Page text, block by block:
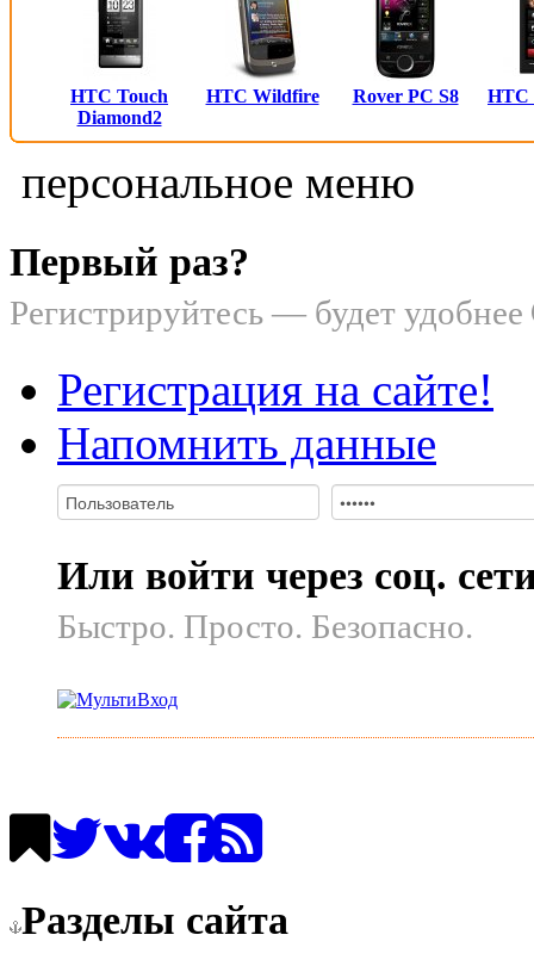
HTC Touch
Diamond2
HTC Wildfire Rover PC S8 HTC
персональное меню
Первый раз?
Регистрируйтесь — будет удобнее
Регистрация на сайте!
Напомнить данные
Или войти через соц.
Быстро. Просто. Безопасно.
Разделы сайта